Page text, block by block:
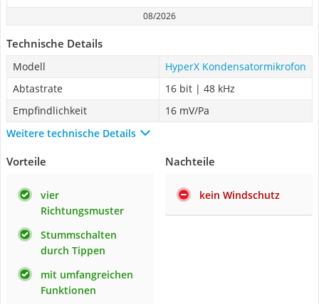
08/2026
Technische Details
Modell
HyperX Kondensatormikrofon
Abtastrate
16 bit | 48 kHz
Empfindlichkeit
16 mV/Pa
Weitere technische Details
Vorteile
vier
Richtungsmuster
Stummschalten
durch Tippen
mit umfangreichen
Funktionen
Nachteile
kein Windschutz